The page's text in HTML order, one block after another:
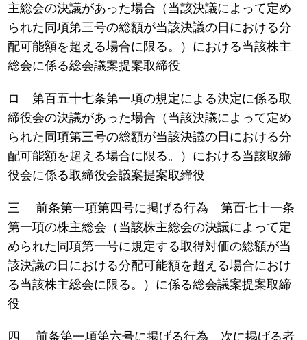
主総会の決議があった場合（当該決議によって定め
られた同項第三号の総額が当該決議の日における分
配可能額を超える場合に限る。）における当該株主
総会に係る総会議案提案取締役
ロ 第百五十七条第一項の規定による決定に係る取
締役会の決議があった場合（当該決議によって定め
られた同項第三号の総額が当該決議の日における分
配可能額を超える場合に限る。）における当該取締
役会に係る取締役会議案提案取締役
三 前条第一項第四号に掲げる行為 第百七十一条
第一項の株主総会（当該株主総会の決議によって定
められた同項第一号に規定する取得対価の総額が当
該決議の日における分配可能額を超える場合におけ
る当該株主総会に限る。）に係る総会議案提案取締
役
四 前条第一項第六号に掲げる行為 次に掲げる者